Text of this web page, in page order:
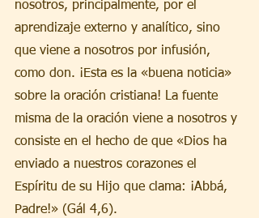
nosotros, principalmente, por el
aprendizaje externo y analítico, sino
que viene a nosotros por infusión,
como don. ¡Esta es la «buena noticia»
sobre la oración cristiana! La fuente
misma de la oración viene a nosotros y
consiste en el hecho de que «Dios ha
enviado a nuestros corazones el
Espíritu de su Hijo que clama: ¡Abbá,
Padre!» (Gál 4,6).